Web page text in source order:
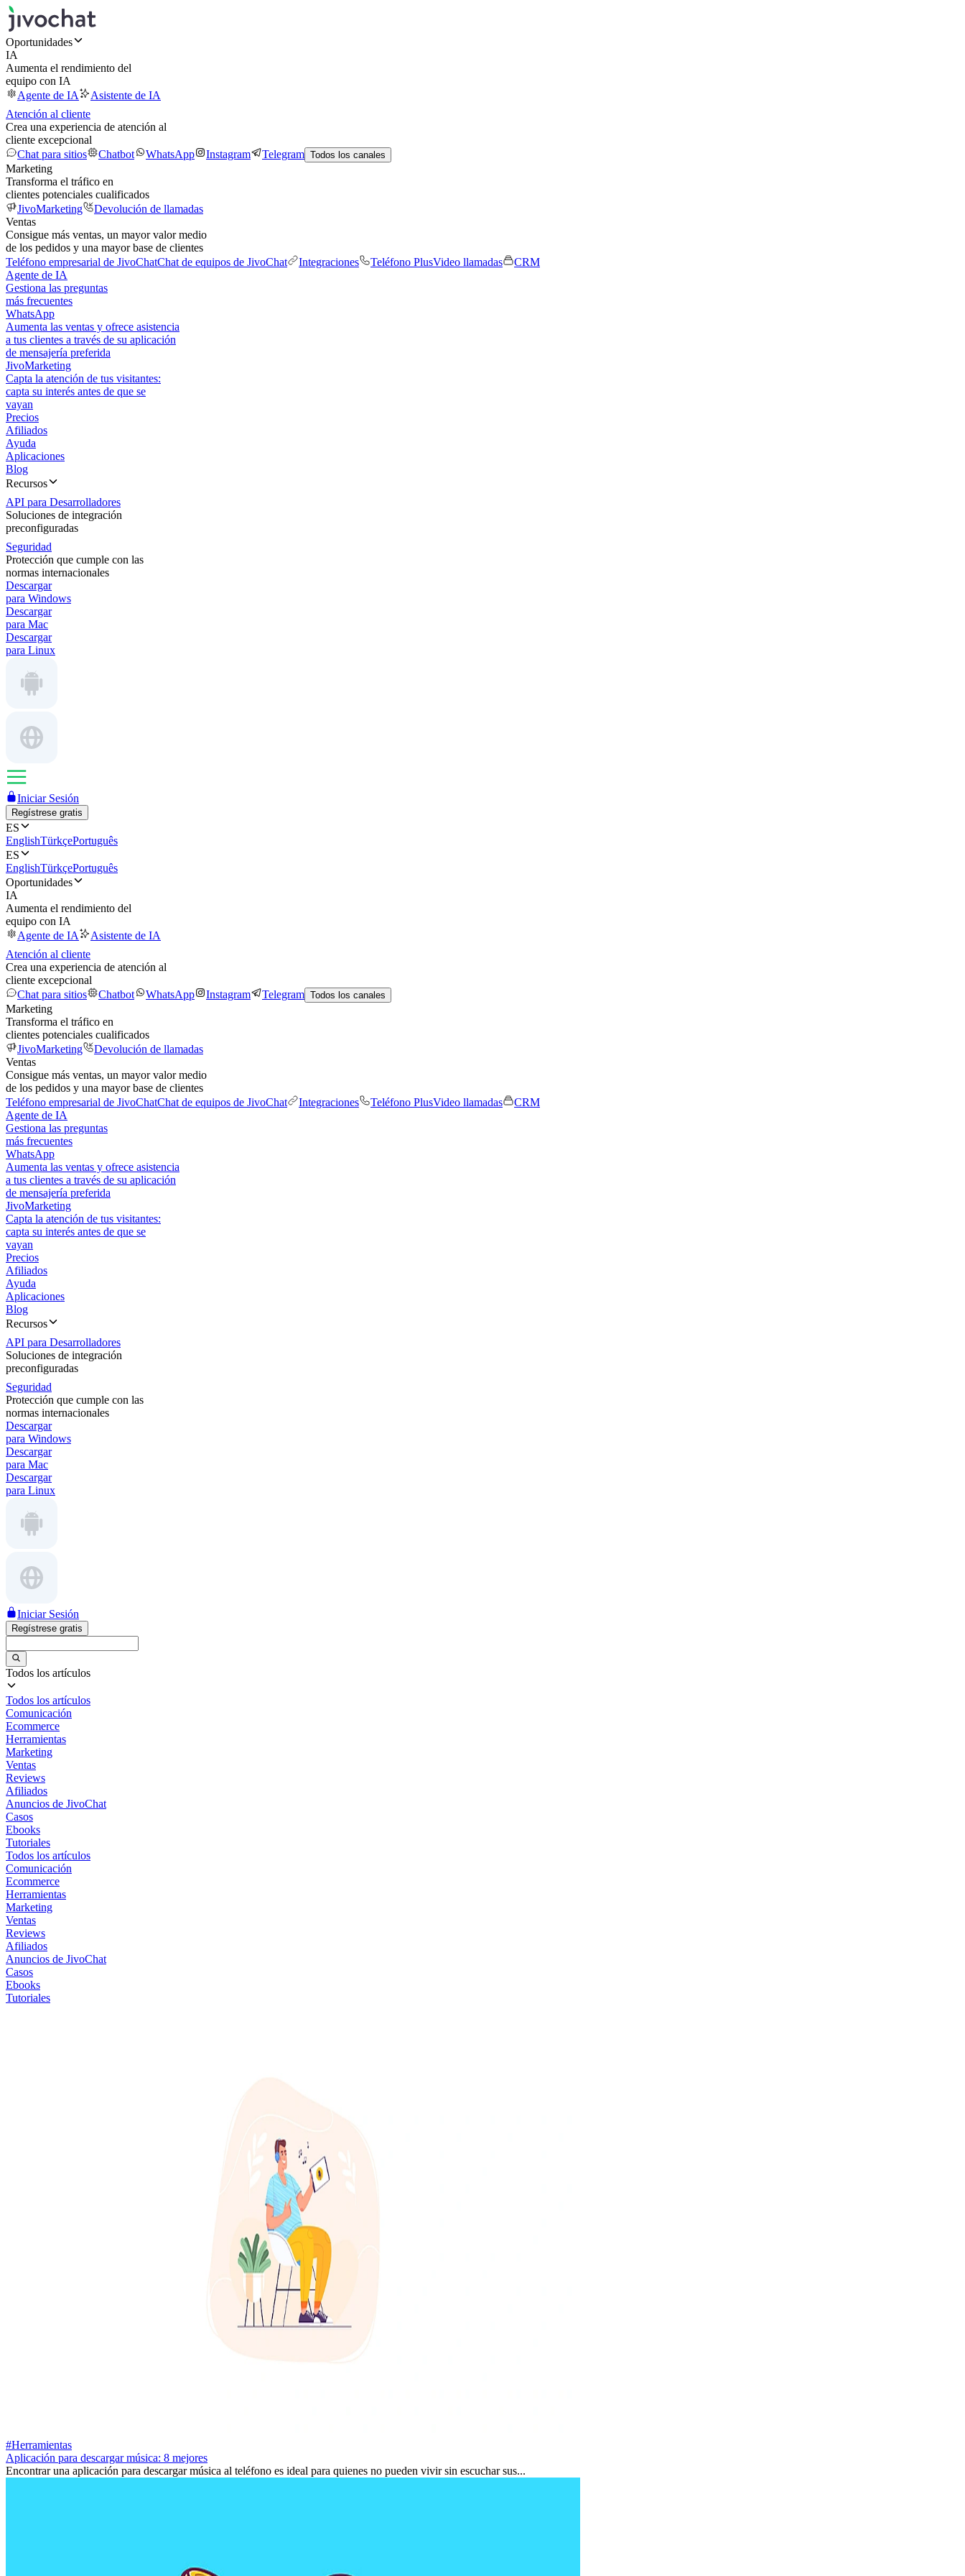
Oportunidades
IA
Aumenta el rendimiento del
equipo con IA
Agente de IA
Asistente de IA
Atención al cliente
Crea una experiencia de atención al
cliente excepcional
Chat para sitios
Chatbot WhatsApp Instagram Telegram Todos los canales
Marketing
Transforma el tráfico en
clientes potenciales cualificados
JivoMarketing
Devolución de llamadas
Ventas
Consigue más ventas, un mayor valor medio
de los pedidos y una mayor base de clientes
Teléfono empresarial de JivoChatChat de equipos de JivoChat Integraciones Teléfono PlusVideo llamadas
CRM
Agente de IA
Gestiona las preguntas
más frecuentes
WhatsApp
Aumenta las ventas y ofrece asistencia
a tus clientes a través de su aplicación
de mensajería preferida
JivoMarketing
Capta la atención de tus visitantes:
capta su interés antes de que se
vayan
Precios
Afiliados
Ayuda
Aplicaciones
Blog
Recursos
API para Desarrolladores
Soluciones de integración
preconfiguradas
Seguridad
Protección que cumple con las
normas internacionales
Descargar
para Windows
Descargar
para Mac
Descargar
para Linux
Iniciar Sesión
Regístrese gratis
ES
EnglishTürkçePortuguês
ES
EnglishTürkçePortuguês
Oportunidades
IA
Aumenta el rendimiento del
equipo con IA
Agente de IA
Asistente de IA
Atención al cliente
Crea una experiencia de atención al
cliente excepcional
Chat para sitios
Chatbot WhatsApp Instagram Telegram Todos los canales
Marketing
Transforma el tráfico en
clientes potenciales cualificados
JivoMarketing
Devolución de llamadas
Ventas
Consigue más ventas, un mayor valor medio
de los pedidos y una mayor base de clientes
Teléfono empresarial de JivoChatChat de equipos de JivoChat Integraciones Teléfono PlusVideo llamadas
CRM
Agente de IA
Gestiona las preguntas
más frecuentes
WhatsApp
Aumenta las ventas y ofrece asistencia
a tus clientes a través de su aplicación
de mensajería preferida
JivoMarketing
Capta la atención de tus visitantes:
capta su interés antes de que se
vayan
Precios
Afiliados
Ayuda
Aplicaciones
Blog
Recursos
API para Desarrolladores
Soluciones de integración
preconfiguradas
Seguridad
Protección que cumple con las
normas internacionales
Descargar
para Windows
Descargar
para Mac
Descargar
para Linux
Iniciar Sesión
Regístrese gratis
Todos los artículos
Todos los artículos
Comunicación
Ecommerce
Herramientas
Marketing
Ventas
Reviews
Afiliados
Anuncios de JivoChat
Casos
Ebooks
Tutoriales
Todos los artículos
Comunicación
Ecommerce
Herramientas
Marketing
Ventas
Reviews
Afiliados
Anuncios de JivoChat
Casos
Ebooks
Tutoriales
#Herramientas
Aplicación para descargar música: 8 mejores
Encontrar una aplicación para descargar música al teléfono es ideal para quienes no pueden vivir sin escuchar sus...